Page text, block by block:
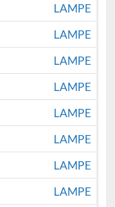
LAMPE
LAMPE
LAMPE
LAMPE
LAMPE
LAMPE
LAMPE
LAMPE